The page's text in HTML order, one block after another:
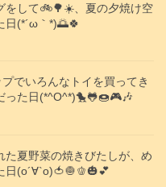
をして🚲️🌳☀️、夏の夕焼け空
日(⁠*⁠´⁠ω⁠｀⁠*⁠)🌅🍀
でいろんなトイを買ってき
った日(*^O^*)🐤🐸🍩🎮️🎶
た夏野菜の焼きびたしが、め
日(о´∀`о)🍅🧅🫑🎃💕